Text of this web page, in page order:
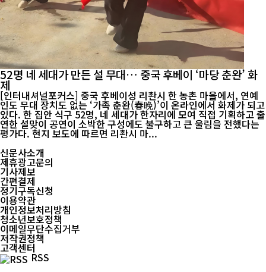
52명 네 세대가 만든 설 무대… 중국 후베이 ‘마당 춘완’ 화
제
[인터내셔널포커스] 중국 후베이성 리촨시 한 농촌 마을에서, 연예
인도 무대 장치도 없는 ‘가족 춘완(春晚)’이 온라인에서 화제가 되고
있다. 한 집안 식구 52명, 네 세대가 한자리에 모여 직접 기획하고 출
연한 설맞이 공연이 소박한 구성에도 불구하고 큰 울림을 전했다는
평가다. 현지 보도에 따르면 리촨시 마...
신문사소개
제휴광고문의
기사제보
간편결제
정기구독신청
이용약관
개인정보처리방침
청소년보호정책
이메일무단수집거부
저작권정책
고객센터
RSS